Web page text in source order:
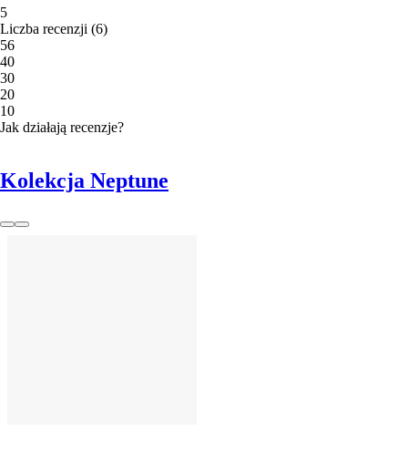
5
Liczba recenzji (6)
56
40
30
20
10
Jak działają recenzje?
Kolekcja Neptune